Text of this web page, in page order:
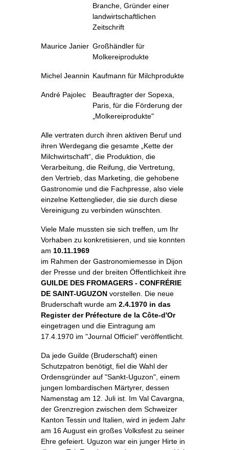
Branche, Gründer einer
landwirtschaftlichen
Zeitschrift
Maurice Janier Großhändler für
Molkereiprodukte
Michel Jeannin Kaufmann für Milchprodukte
André Pajolec
Beauftragter der Sopexa,
Paris, für die Förderung der
„Molkereiprodukte"
Alle vertraten durch ihren aktiven Beruf und
ihren Werdegang die gesamte „Kette der
Milchwirtschaft“, die Produktion, die
Verarbeitung, die Reifung, die Vertretung,
den Vertrieb, das Marketing, die gehobene
Gastronomie und die Fachpresse, also viele
einzelne Kettenglieder, die sie durch diese
Vereinigung zu verbinden wünschten.
Viele Male mussten sie sich treffen, um Ihr
Vorhaben zu konkretisieren, und sie konnten
am 10.11.1969
im Rahmen der Gastronomiemesse in Dijon
der Presse und der breiten Öffentlichkeit ihre
GUILDE DES FROMAGERS - CONFRÉRIE
DE SAINT-UGUZON vorstellen. Die neue
Bruderschaft wurde am 2.4.1970 in das
Register der Préfecture de la Côte-d'Or
eingetragen und die Eintragung am
17.4.1970 im "Journal Officiel" veröffentlicht.
Da jede Guilde (Bruderschaft) einen
Schutzpatron benötigt, fiel die Wahl der
Ordensgründer auf "Sankt-Uguzon", einem
jungen lombardischen Märtyrer, dessen
Namenstag am 12. Juli ist. Im Val Cavargna,
der Grenzregion zwischen dem Schweizer
Kanton Tessin und Italien, wird in jedem Jahr
am 16 August ein großes Volksfest zu seiner
Ehre gefeiert. Uguzon war ein junger Hirte in